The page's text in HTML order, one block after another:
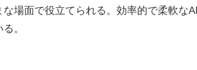
場面で役立てられる。効率的で柔軟なAI
。